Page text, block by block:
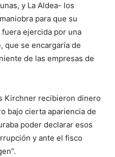
y La Aldea- los
para que su
ejercida por una
que se encargaría de
de las empresas de
Kirchner recibieron dinero
bajo cierta apariencia de
poder declarar esos
y ante el fisco